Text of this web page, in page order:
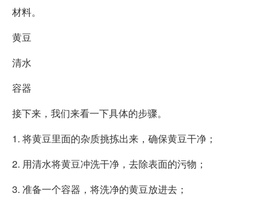
材料。
黄豆
清水
容器
接下来，我们来看一下具体的步骤。
1. 将黄豆里面的杂质挑拣出来，确保黄豆干净；
2. 用清水将黄豆冲洗干净，去除表面的污物；
3. 准备一个容器，将洗净的黄豆放进去；